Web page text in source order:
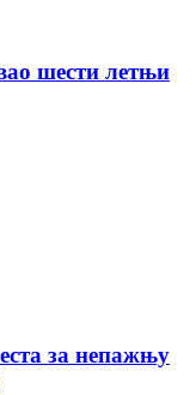
шести летњи
за непажњу